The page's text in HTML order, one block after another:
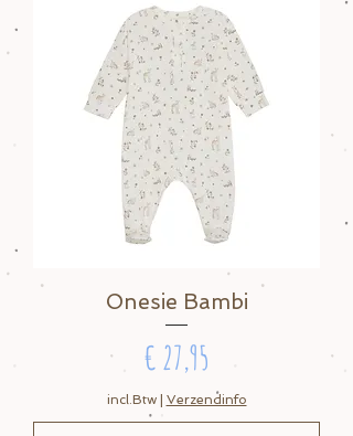
Onesie Bambi
Prijs
€ 27,95
incl.Btw | Verzendinfo